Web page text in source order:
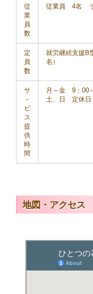
従
業
員
数
従業員 4名 う
定
員
数
就労継続支援
名）
サ
－
ビ
ス
提
供
時
間
月～金 9：00
土、日 定休日
地図・アクセス